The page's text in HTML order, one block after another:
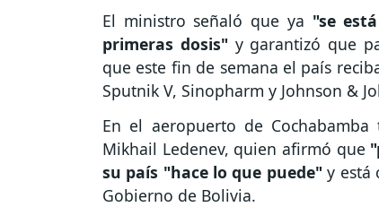
El ministro señaló que ya "se
primeras dosis"y garantizó que
que este fin de semana el país
Sputnik V, Sinopharm y Johnson &
En el aeropuerto de
Mikhail Ledenev, quien afirmó que
su país "hace lo que puede"y está
Gobierno de Bolivia.